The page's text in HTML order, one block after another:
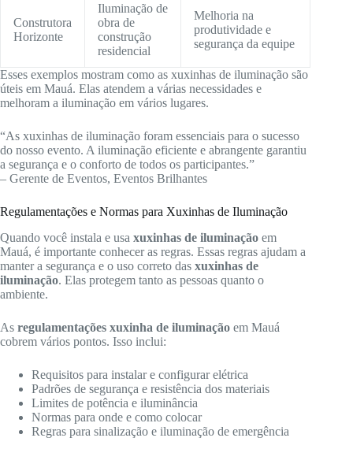
Construtora
Horizonte
Iluminação de
obra de
construção
residencial
Melhoria na
produtividade e
segurança da equipe
Esses exemplos mostram como as xuxinhas de iluminação são
úteis em Mauá. Elas atendem a várias necessidades e
melhoram a iluminação em vários lugares.
“As xuxinhas de iluminação foram essenciais para o sucesso
do nosso evento. A iluminação eficiente e abrangente garantiu
a segurança e o conforto de todos os participantes.”
– Gerente de Eventos, Eventos Brilhantes
Regulamentações e Normas para Xuxinhas de Iluminação
Quando você instala e usa xuxinhas de iluminação em
Mauá, é importante conhecer as regras. Essas regras ajudam a
manter a segurança e o uso correto das xuxinhas de
iluminação. Elas protegem tanto as pessoas quanto o
ambiente.
As regulamentações xuxinha de iluminação em Mauá
cobrem vários pontos. Isso inclui:
Requisitos para instalar e configurar elétrica
Padrões de segurança e resistência dos materiais
Limites de potência e iluminância
Normas para onde e como colocar
Regras para sinalização e iluminação de emergência